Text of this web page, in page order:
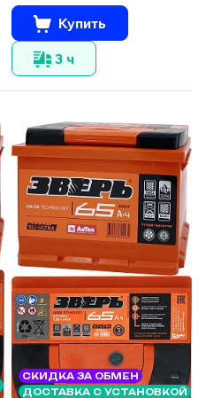
Купить
3 ч
СКИДКА ЗА ОБМЕН
ДОСТАВКА С УСТАНОВКОЙ